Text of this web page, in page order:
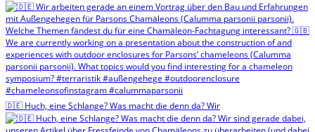
🇩🇪 Huch, eine Schlange? Was macht die denn da? Wir